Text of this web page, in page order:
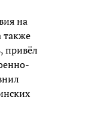
на
также
привёл